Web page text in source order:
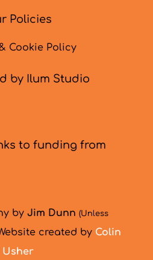
Policies
Cookie Policy
by Ilum Studio
to funding from
by Jim Dunn (Unless
created by Colin
Usher